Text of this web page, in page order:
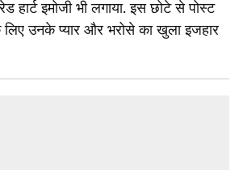
हार्ट इमोजी भी लगाया. इस छोटे से पोस्ट
उनके प्यार और भरोसे का खुला इजहार